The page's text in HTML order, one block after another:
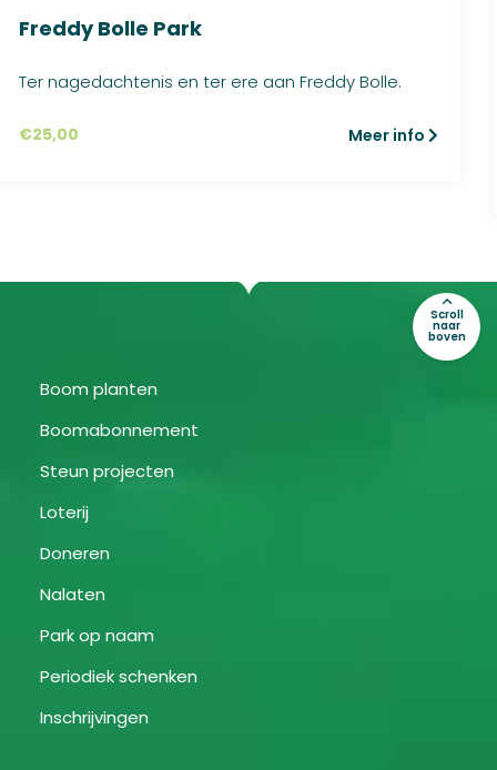
Freddy Bolle Park
Ter nagedachtenis en ter ere aan Freddy Bolle.
€25,00 Meer info
Boom planten
Boomabonnement
Steun projecten
Loterij
Doneren
Nalaten
Park op naam
Periodiek schenken
Inschrijvingen
Scroll
naar
boven